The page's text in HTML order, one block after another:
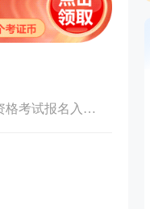
2020年证券从业资格考试报名入口官网